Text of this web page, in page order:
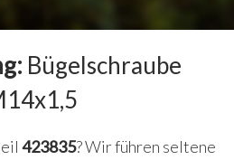
Bügelschraube
423835? Wir führen seltene